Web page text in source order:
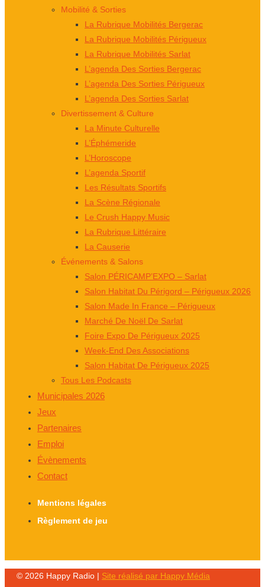
Mobilité & Sorties
La Rubrique Mobilités Bergerac
La Rubrique Mobilités Périgueux
La Rubrique Mobilités Sarlat
L’agenda Des Sorties Bergerac
L’agenda Des Sorties Périgueux
L’agenda Des Sorties Sarlat
Divertissement & Culture
La Minute Culturelle
L’Éphémeride
L’Horoscope
L’agenda Sportif
Les Résultats Sportifs
La Scène Régionale
Le Crush Happy Music
La Rubrique Littéraire
La Causerie
Événements & Salons
Salon PÉRICAMP’EXPO – Sarlat
Salon Habitat Du Périgord – Périgueux 2026
Salon Made In France – Périgueux
Marché De Noël De Sarlat
Foire Expo De Périgueux 2025
Week-End Des Associations
Salon Habitat De Périgueux 2025
Tous Les Podcasts
Municipales 2026
Jeux
Partenaires
Emploi
Évènements
Contact
Mentions légales
Règlement de jeu
© 2026 Happy Radio | Site réalisé par Happy Média